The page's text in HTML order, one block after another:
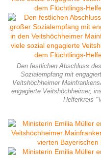
Den festlichen Abschluss
Sozialempfang mit
Veitshöchheimer
engagierte Veitshöchheimer,
Helferkreis